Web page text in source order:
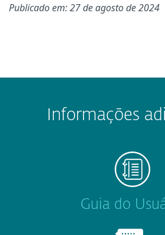
Publicado em: 27 de agosto de 2024
Informações
Guia do